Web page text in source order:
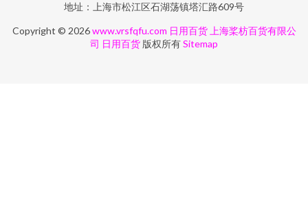
地址：上海市松江区石湖荡镇塔汇路609号
Copyright © 2026www.vrsfqfu.com 日用百货 上海桨枋百货有限公
司 日用百货 版权所有Sitemap